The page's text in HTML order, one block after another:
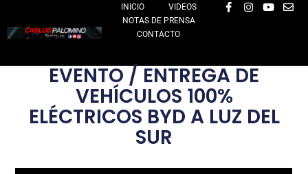
al
contenido
INICIO
VIDEOS
NOTAS DE PRENSA
CONTACTO
F
a
o
k
-
f
I
n
r
a
m
Y
o
e
E
n
p
EVENTO / ENTREGA DE
VEHÍCULOS 100%
ELÉCTRICOS BYD A LUZ DEL
SUR